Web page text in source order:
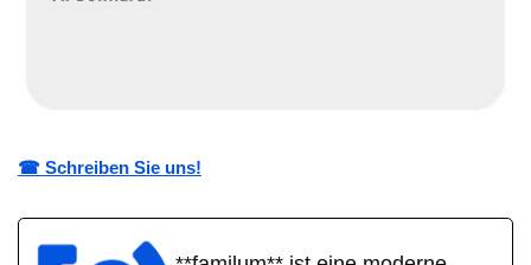
☎ Schreiben Sie uns!